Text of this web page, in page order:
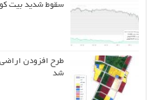
سقوط شدید بیت کوین ؛ افت ۱۵ درصدی
طرح افزودن
شد